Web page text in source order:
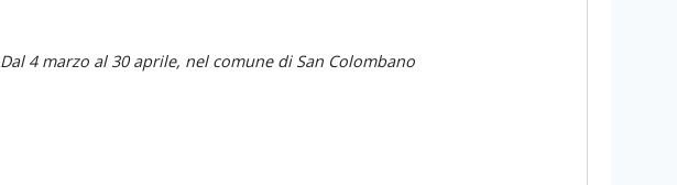
Dal 4 marzo al 30 aprile, nel comune di San Colombano